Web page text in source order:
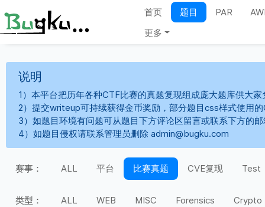
首页 题目 PAR
更多
说明
1）本平台把历年各种CTF比赛的真题复现组成庞大题库供大
2）提交writeup可持续获得金币奖励，部分题目css样式使用
3）如题目环境有问题可从题目下方评论区留言或联系下方的
4）如题目侵权请联系管理员删除 admin@bugku.com
赛事： ALL 平台 比赛真题 CVE复现 Test
类型： ALL WEB MISC Forensics Crypto